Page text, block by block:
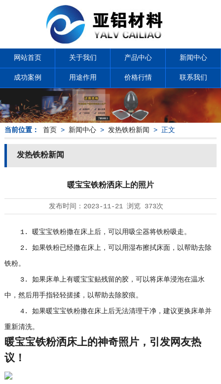
网站首页 关于我们 产品中心 新闻中心
成功案例 用途作用 价格行情 联系我们
当前位置： 首页 > 新闻中心> 发热铁粉新闻 > 正文
发热铁粉新闻
暖宝宝铁粉洒床上的照片
发布时间： 2023-11-21浏览 373次
1. 暖宝宝铁粉撒在床上后，可以用吸尘器将铁粉吸走。
2. 如果铁粉已经撒在床上，可以用湿布擦拭床面，以帮助去除
铁粉。
3. 如果床单上有暖宝宝贴残留的胶，可以将床单浸泡在温水
中，然后用手指轻轻搓揉，以帮助去除胶痕。
4. 如果暖宝宝铁粉撒在床上后无法清理干净，建议更换床单并
重新清洗。
暖宝宝铁粉洒床上的神奇照片，引发网友热
议！